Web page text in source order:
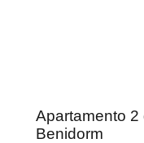
Apartamento 2
Benidorm